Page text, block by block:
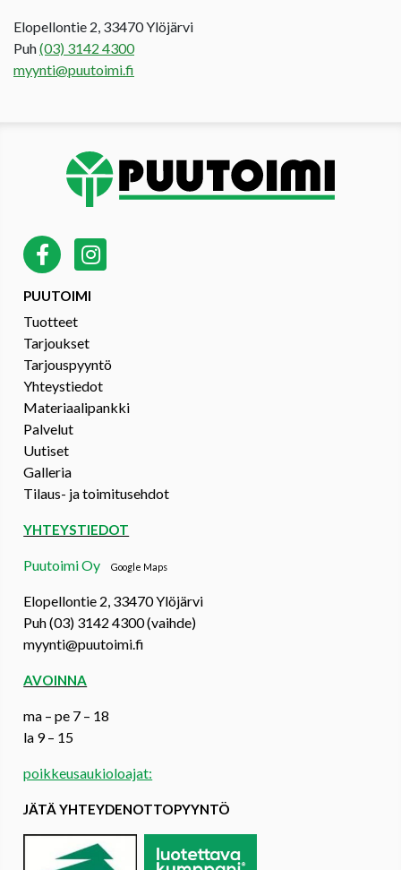
Elopellontie 2, 33470 Ylöjärvi
Puh(03) 3142 4300
myynti@puutoimi.fi
PUUTOIMI
Tuotteet
Tarjoukset
Tarjouspyyntö
Yhteystiedot
Materiaalipankki
Palvelut
Uutiset
Galleria
Tilaus- ja toimitusehdot
YHTEYSTIEDOT
Puutoimi OyGoogle Maps
Elopellontie 2, 33470 Ylöjärvi
Puh (03) 3142 4300 (vaihde)
myynti@puutoimi.fi
AVOINNA
ma – pe 7 – 18
la 9 – 15
poikkeusaukioloajat:
JÄTÄ YHTEYDENOTTOPYYNTÖ